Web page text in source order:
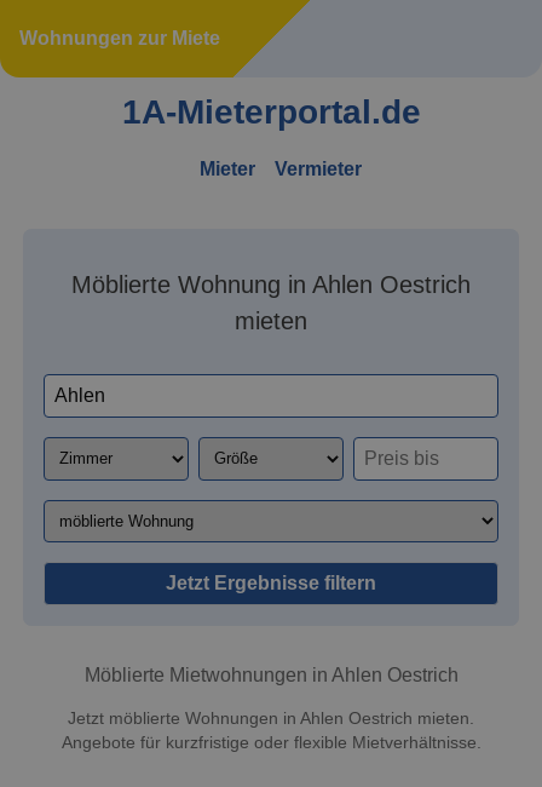
Wohnungen zur Miete
1A-Mieterportal.de
Mieter Vermieter
Möblierte Wohnung in Ahlen Oestrich
mieten
Jetzt Ergebnisse filtern
Möblierte Mietwohnungen in Ahlen Oestrich
Jetzt möblierte Wohnungen in Ahlen Oestrich mieten.
Angebote für kurzfristige oder flexible Mietverhältnisse.